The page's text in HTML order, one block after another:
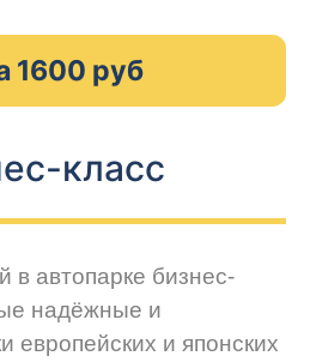
1600 руб
класс
в автопарке бизнес-
надёжные и
европейских и японских